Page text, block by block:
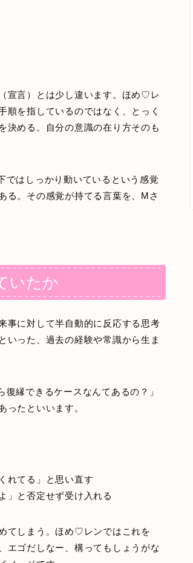
宣言）とは少し違います。ほめ♡レ
順を指しているのではなく、とっく
決める。自分の意識の在り方そのも
ではしっかり動いているという感覚
る。その感覚が持てる言葉を、Mさ
いたか
事に対して半自動的に反応する思考
った、過去の経験や常識から生ま
縁できるケースなんてあるの？」
ったといいます。
れてる」と思い直す
」と否定せず受け入れる
てしまう。ほめ♡レンではこれを
エゴだしなー、構ってもしょうがな